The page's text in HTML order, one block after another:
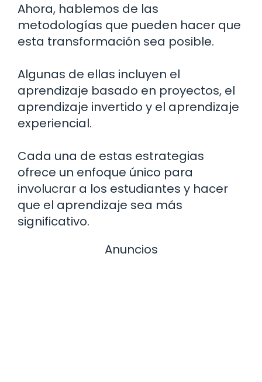
Ahora, hablemos de las
metodologías que pueden hacer que
esta transformación sea posible.
Algunas de ellas incluyen el
aprendizaje basado en proyectos, el
aprendizaje invertido y el aprendizaje
experiencial.
Cada una de estas estrategias
ofrece un enfoque único para
involucrar a los estudiantes y hacer
que el aprendizaje sea más
significativo.
Anuncios